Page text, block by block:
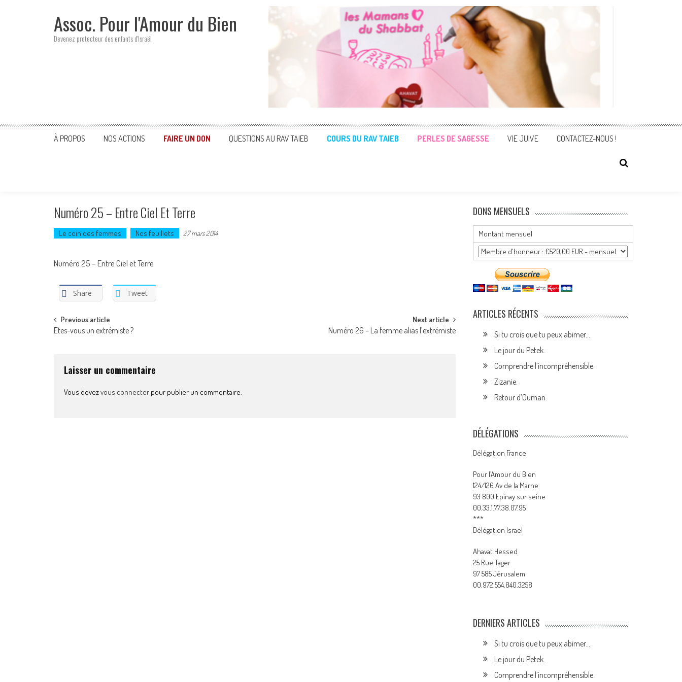
Assoc. Pour l'Amour du Bien
Devenez protecteur des enfants d'Israël
À PROPOS NOS ACTIONS FAIRE UN DON QUESTIONS AU RAV TAIEB COURS DU RAV TAIEB PERLES DE SAGESSE VIE JUIVE CONTACTEZ-NOUS !
Numéro 25 – Entre Ciel Et Terre
Le coin des femmes Nos feuillets 27 mars 2014
Numéro 25 – Entre Ciel et Terre
Share Tweet
Post
Previous article
Etes-vous un extrémiste ?
Next article
Numéro 26 – La femme alias l’extrémiste
Laisser un commentaire
Vous devezvous connecter pour publier un commentaire.
DONS MENSUELS
Montant mensuel
ARTICLES RÉCENTS
Si tu crois que tu peux abimer…
Le jour du Petek.
Comprendre l’incompréhensible.
Zizanie.
Retour d’Ouman.
DÉLÉGATIONS
Délégation France
Pour l’Amour du Bien
124/126 Av de la Marne
93 800 Epinay sur seine
00.33.1.77.38.07.95
***
Délégation Israël
Ahavat Hessed
25 Rue Tager
97 585 Jérusalem
00.972.554.840.3258
DERNIERS ARTICLES
Si tu crois que tu peux abimer…
Le jour du Petek.
Comprendre l’incompréhensible.